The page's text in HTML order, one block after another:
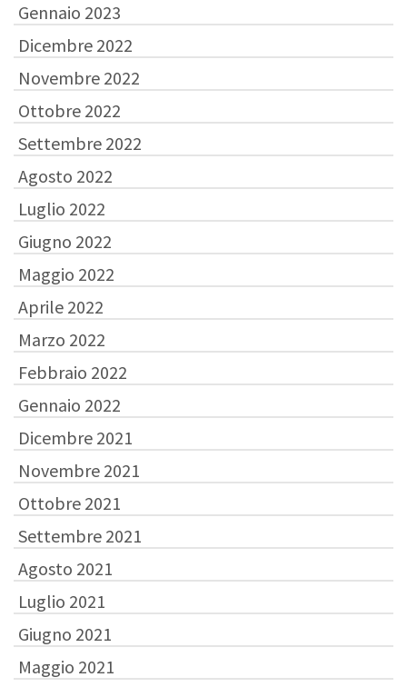
Gennaio 2023
Dicembre 2022
Novembre 2022
Ottobre 2022
Settembre 2022
Agosto 2022
Luglio 2022
Giugno 2022
Maggio 2022
Aprile 2022
Marzo 2022
Febbraio 2022
Gennaio 2022
Dicembre 2021
Novembre 2021
Ottobre 2021
Settembre 2021
Agosto 2021
Luglio 2021
Giugno 2021
Maggio 2021